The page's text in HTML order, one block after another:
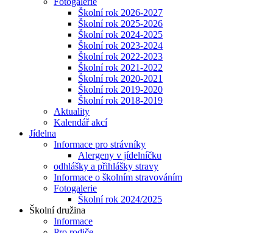
Školní rok 2026-2027
Školní rok 2025-2026
Školní rok 2024-2025
Školní rok 2023-2024
Školní rok 2022-2023
Školní rok 2021-2022
Školní rok 2020-2021
Školní rok 2019-2020
Školní rok 2018-2019
Aktuality
Kalendář akcí
Jídelna
Informace pro strávníky
Alergeny v jídelníčku
odhlášky a přihlášky stravy
Informace o školním stravováním
Fotogalerie
Školní rok 2024/2025
Školní družina
Informace